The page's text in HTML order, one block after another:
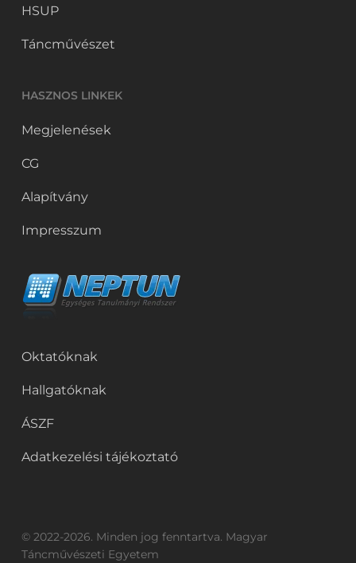
HSUP
Táncművészet
HASZNOS LINKEK
Megjelenések
CG
Alapítvány
Impresszum
Oktatóknak
Hallgatóknak
ÁSZF
Adatkezelési tájékoztató
© 2022-2026. Minden jog fenntartva. Magyar
Táncművészeti Egyetem